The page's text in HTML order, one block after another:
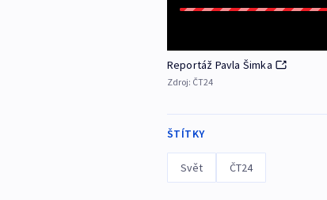
Reportáž Pavla Šimka
Zdroj: ČT24
ŠTÍTKY
Svět ČT24